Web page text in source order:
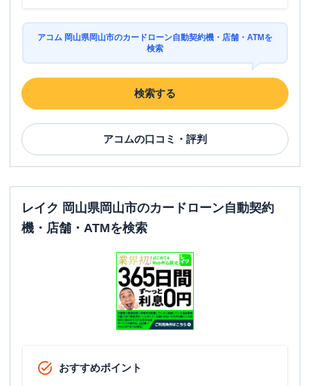
アコム 岡山県岡山市のカードローン自動契約機・店舗・ATMを
検索
検索する
アコムの口コミ・評判
レイク 岡山県岡山市のカードローン自動契約
機・店舗・ATMを検索
おすすめポイント